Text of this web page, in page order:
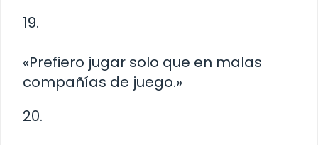
19.
«Prefiero jugar solo que en malas
compañías de juego.»
20.